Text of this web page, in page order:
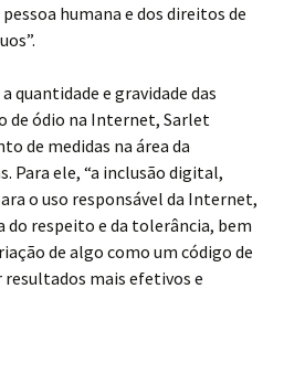
humana e dos direitos de
quantidade e gravidade das
de ódio na Internet, Sarlet
de medidas na área da
Para ele, “a inclusão digital,
o uso responsável da Internet,
do respeito e da tolerância, bem
de algo como um código de
mais efetivos e